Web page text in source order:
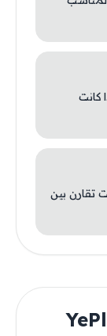
كانت
تقارن بين